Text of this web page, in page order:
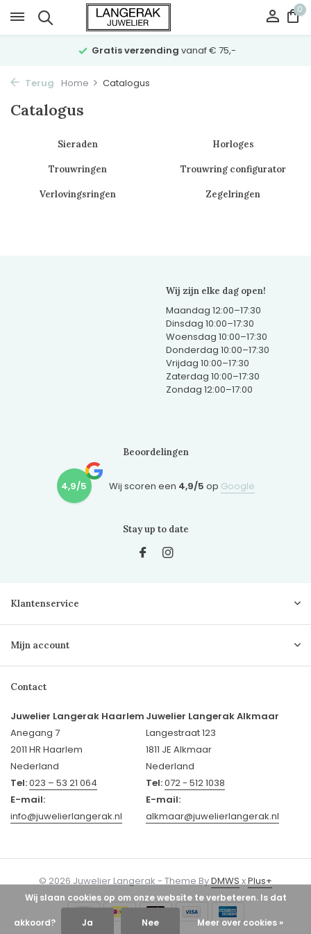
0
Gratis verzending vanaf € 75,-
Terug Home Catalogus
Catalogus
Sieraden Horloges
Trouwringen Trouwring configurator
Verlovingsringen Zegelringen
Wij zijn elke dag open!
Maandag 12:00–17:30
Dinsdag 10:00–17:30
Woensdag 10:00–17:30
Donderdag 10:00–17:30
Vrijdag 10:00–17:30
Zaterdag 10:00–17:30
Zondag 12:00–17:00
Beoordelingen
4,9/5 Wij scoren een 4,9/5 op Google
Stay up to date
Klantenservice
Mijn account
Contact
Juwelier Langerak Haarlem
Anegang 7
2011 HR Haarlem
Nederland
Tel:023 – 53 21 064
E-mail:
info@juwelierlangerak.nl
Juwelier Langerak Alkmaar
Langestraat 123
1811 JE Alkmaar
Nederland
Tel:072 - 512 1038
E-mail:
alkmaar@juwelierlangerak.nl
© 2026 Juwelier Langerak - Theme ByDMWSxPlus+
Wij slaan cookies op om onze website te verbeteren. Is dat
akkoord? Ja Nee Meer over cookies »